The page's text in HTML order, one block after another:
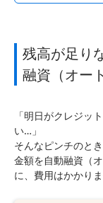
残高が足り
融資（オー
「明日がクレジッ
い…」
そんなピンチのと
金額を自動融資（
に、費用はかかりま